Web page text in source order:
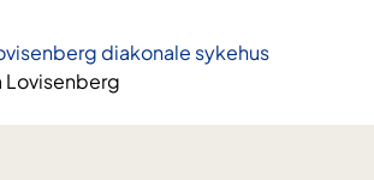
diakonale sykehus
Lovisenberg